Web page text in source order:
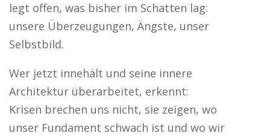
legt offen, was bisher im Schatten lag:
unsere Überzeugungen, Ängste, unser
Selbstbild.
Wer jetzt innehält und seine innere
Architektur überarbeitet, erkennt:
Krisen brechen uns nicht, sie zeigen, wo
unser Fundament schwach ist und wo wir